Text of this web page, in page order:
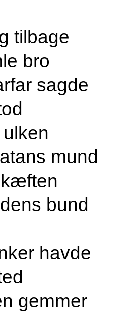
tilbage
bro
sagde
mund
bund
havde
gemmer